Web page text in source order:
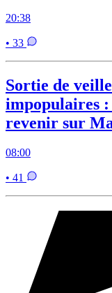
20:38
• 33
Sortie de
impopulaires :
revenir sur
08:00
• 41